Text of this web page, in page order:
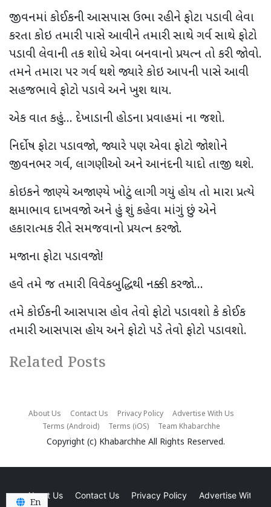
જીવનમાં કોઈકની આસપાસ ઉભા રહીને ફોટા પડાવી લેવા
કરતા કોઇ તમારી પાસે આવીને તમારી સાથે ગર્વ સાથે ફોટો
પડાવી લેવાની તક શોધે એવા બનવાનો પ્રયત્ન તો કરી જોવો.
તમને તમારા પર ગર્વ થશે જ્યારે કોઇ આપની પાસે આવી
સહજભાવે ફોટો પડાવે અને ખુશ થાય.
એક વાત કહું... દેખાડાની હોડના પ્રવાહમાં ના જશો.
નિર્દોષ ફોટા પડાવજો, જ્યારે પણ એવા ફોટો જોશોને
જીવનભર ગર્વ, લાગણીઓ અને આનંદની યાદો તાજી થશે.
કોઇકને જાણ્યે અજાણ્યે ખોટું લાગી ગયું હોય તો મારા પ્રત્યે
ક્ષમાભાવ દાખવજો અને હું શું કહેવા માંગું છું એને
હકારાત્મક રીતે સમજવાનો પ્રયત્ન કરજો.
મજાના ફોટા પડાવજો!
હવે તમે જ તમારી વિવેકબુદ્ધિથી નક્કી કરજો...
તમે કોઈકની આસપાસ હોવ તેવો ફોટો પડાવશો કે કોઈક
તમારી આસપાસ હોય અને ફોટો પડે તેવો ફોટો પડાવશો.
Related Posts
About Us Contact Us Privacy Policy
Advertise With Us
Terms (Android)
Terms (iOS) Team Khabarchhe
Copyright (c) Khabarchhe All Rights Reserved.
About Us Contact Us Privacy Policy Advertise With Us
En